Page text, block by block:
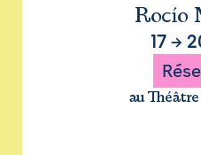
Rocío
17→
au